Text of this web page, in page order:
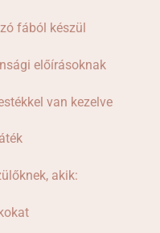
fából készül
előírásoknak
van kezelve
akik: